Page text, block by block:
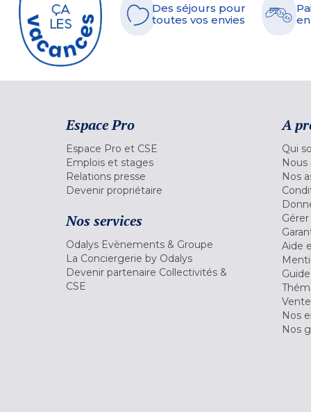
Des séjours pour
toutes vos envies
Espace Pro
Espace Pro et CSE
Emplois et stages
Relations presse
Devenir propriétaire
Nos services
Odalys Evènements & Groupe
La Conciergerie by Odalys
Devenir partenaire Collectivités &
CSE
A
Qui
Nos
Aide
Nos
Nos